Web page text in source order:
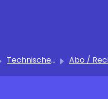
Technischer Support Abo /